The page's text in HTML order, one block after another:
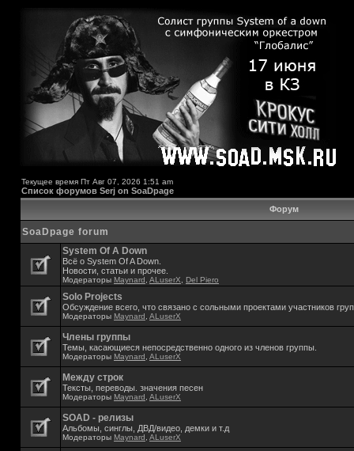
Текущее время Пт Авг 07, 2026 1:51 am
Список форумов Serj on SoaDpage
Форум
SoaDpage forum
System Of A Down
Всё о System Of A Down.
Новости, статьи и прочее.
Модераторы Maynard ALuserX Del Piero
Solo Projects
Обсуждение всего, что связано с сольными проектами участников
Модераторы Maynard ALuserX
Члены группы
Темы, касающиеся непосредственно одного из членов группы.
Модераторы Maynard ALuserX
Между строк
Тексты, переводы. значения песен
Модераторы Maynard ALuserX
SOAD - релизы
Альбомы, синглы, ДВД/видео, демки и т.д
Модераторы Maynard ALuserX